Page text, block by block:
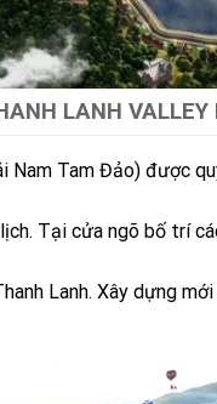
LANH VALLEY
Tam Đảo) được
Tại cửa ngõ bố trí
Lanh. Xây dựng